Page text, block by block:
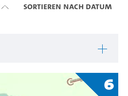
Sortieren nach Datum
6